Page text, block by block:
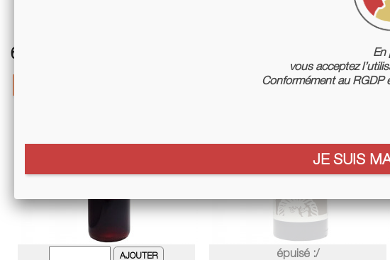
6 autres références associées :
épuisé :/
En
vous acceptez
Conformément au RGDP
JE SUIS